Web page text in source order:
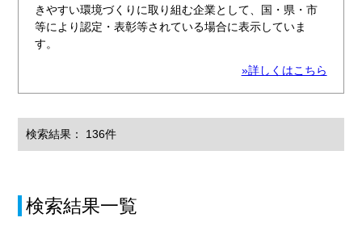
きやすい環境づくりに取り組む企業として、国・県・市
等により認定・表彰等されている場合に表示していま
す。
»詳しくはこちら
検索結果： 136件
検索結果一覧